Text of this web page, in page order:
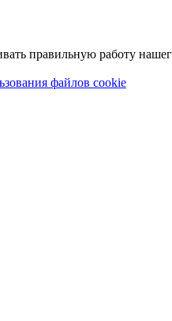
правильную работу
файлов cookie